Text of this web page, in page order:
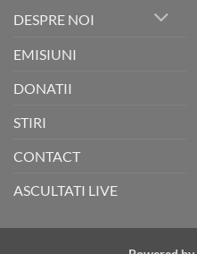
DESPRE NOI
EMISIUNI
DONATII
STIRI
CONTACT
ASCULTATI LIVE